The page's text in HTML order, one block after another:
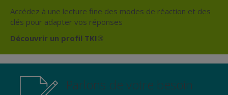
Accédez à une lecture fine des modes de réaction et des
clés pour adapter vos réponses
Découvrir un profil TKI®
Parlons de votre besoin